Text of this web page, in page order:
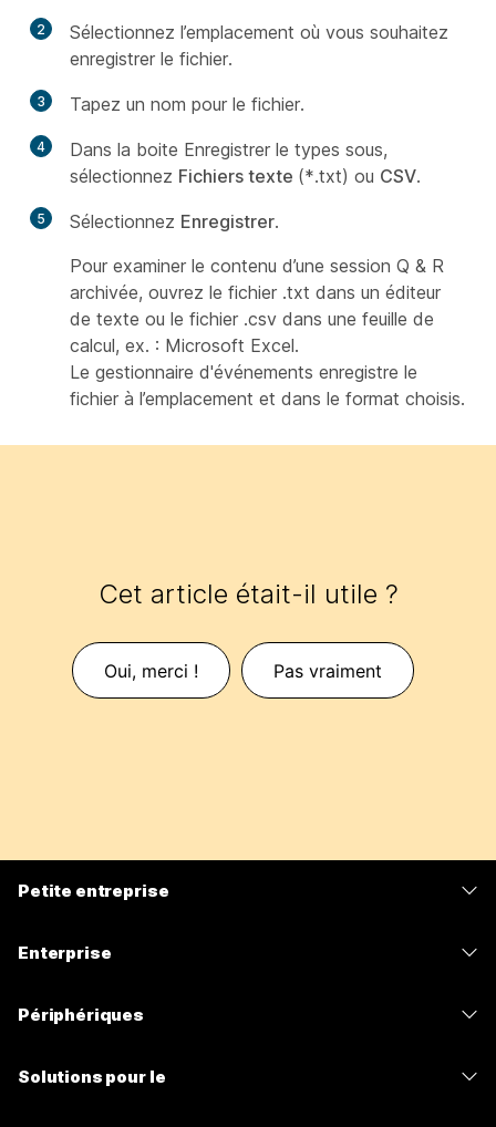
2
Sélectionnez l’emplacement où vous souhaitez
enregistrer le fichier.
3 Tapez un nom pour le fichier.
4
Dans la boite Enregistrer le types sous,
sélectionnez Fichiers texte (*.txt) ou CSV.
5 Sélectionnez Enregistrer.
Pour examiner le contenu d’une session Q & R
archivée, ouvrez le fichier .txt dans un éditeur
de texte ou le fichier .csv dans une feuille de
calcul, ex. : Microsoft Excel.
Le gestionnaire d'événements enregistre le
fichier à l’emplacement et dans le format choisis.
Cet article était-il utile ?
Oui, merci ! Pas vraiment
Petite entreprise
Enterprise
Périphériques
Solutions pour le